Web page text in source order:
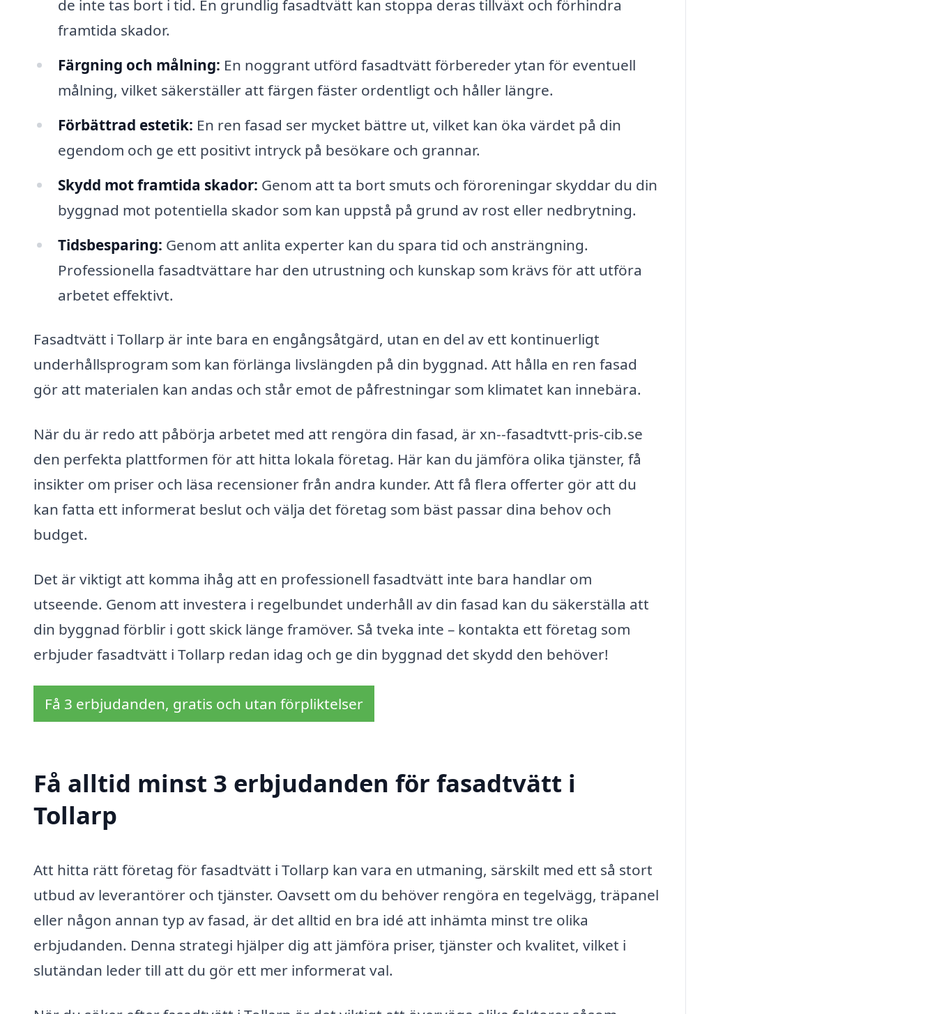
de inte tas bort i tid. En grundlig fasadtvätt kan stoppa deras tillväxt och förhindra
framtida skador.
Färgning och målning: En noggrant utförd fasadtvätt förbereder ytan för eventuell
målning, vilket säkerställer att färgen fäster ordentligt och håller längre.
Förbättrad estetik: En ren fasad ser mycket bättre ut, vilket kan öka värdet på din
egendom och ge ett positivt intryck på besökare och grannar.
Skydd mot framtida skador: Genom att ta bort smuts och föroreningar skyddar du din
byggnad mot potentiella skador som kan uppstå på grund av rost eller nedbrytning.
Tidsbesparing: Genom att anlita experter kan du spara tid och ansträngning.
Professionella fasadtvättare har den utrustning och kunskap som krävs för att utföra
arbetet effektivt.
Fasadtvätt i Tollarp är inte bara en engångsåtgärd, utan en del av ett kontinuerligt
underhållsprogram som kan förlänga livslängden på din byggnad. Att hålla en ren fasad
gör att materialen kan andas och står emot de påfrestningar som klimatet kan innebära.
När du är redo att påbörja arbetet med att rengöra din fasad, är xn--fasadtvtt-pris-cib.se
den perfekta plattformen för att hitta lokala företag. Här kan du jämföra olika tjänster, få
insikter om priser och läsa recensioner från andra kunder. Att få flera offerter gör att du
kan fatta ett informerat beslut och välja det företag som bäst passar dina behov och
budget.
Det är viktigt att komma ihåg att en professionell fasadtvätt inte bara handlar om
utseende. Genom att investera i regelbundet underhåll av din fasad kan du säkerställa att
din byggnad förblir i gott skick länge framöver. Så tveka inte – kontakta ett företag som
erbjuder fasadtvätt i Tollarp redan idag och ge din byggnad det skydd den behöver!
Få 3 erbjudanden, gratis och utan förpliktelser
Få alltid minst 3 erbjudanden för fasadtvätt i
Tollarp
Att hitta rätt företag för fasadtvätt i Tollarp kan vara en utmaning, särskilt med ett så stort
utbud av leverantörer och tjänster. Oavsett om du behöver rengöra en tegelvägg, träpanel
eller någon annan typ av fasad, är det alltid en bra idé att inhämta minst tre olika
erbjudanden. Denna strategi hjälper dig att jämföra priser, tjänster och kvalitet, vilket i
slutändan leder till att du gör ett mer informerat val.